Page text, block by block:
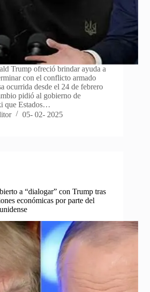
Trump ofreció brindar ayuda a
con el conflicto armado
ocurrida desde el 24 de febrero
pidió al gobierno de
que Estados…
05- 02- 2025
a “dialogar” con Trump tras
económicas por parte del